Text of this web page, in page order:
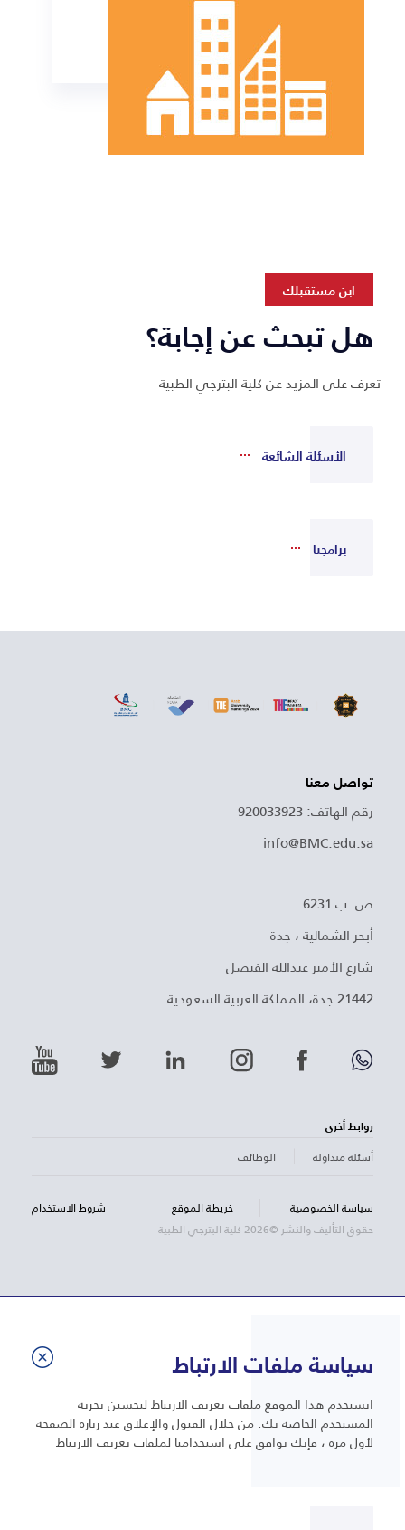
ابنِ مستقبلك
هل تبحث عن إجابة؟
تعرف على المزيد عن كلية البترجي الطبية
الأسئلة الشائعة
برامجنا
تواصل معنا
رقم الهاتف: 920033923
info@BMC.edu.sa
ص. ب 6231
أبحر الشمالية ، جدة
شارع الأمير عبدالله الفيصل
21442 جدة، المملكة العربية السعودية
روابط أخرى
أسئلة متداولة
الوظائف
سياسة الخصوصية خريطة الموقع
شروط الاستخدام
حقوق التأليف والنشر ©2026 كلية البترجي الطبية
سياسة ملفات الارتباط
ايستخدم هذا الموقع ملفات تعريف الارتباط لتحسين تجربة
المستخدم الخاصة بك. من خلال القبول والإغلاق عند زيارة الصفحة
لأول مرة ، فإنك توافق على استخدامنا لملفات تعريف الارتباط